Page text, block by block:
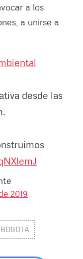
a los
a unirse a
desde las
2019